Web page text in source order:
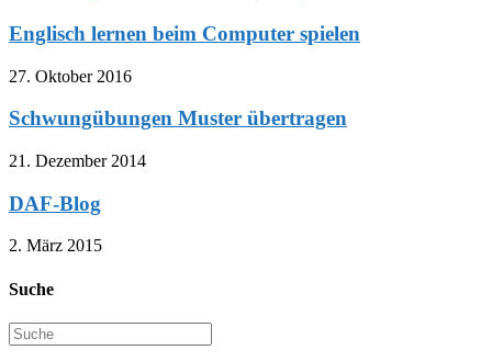
Englisch lernen beim Computer spielen
27. Oktober 2016
Schwungübungen Muster übertragen
21. Dezember 2014
DAF-Blog
2. März 2015
Suche
Suche
nach: